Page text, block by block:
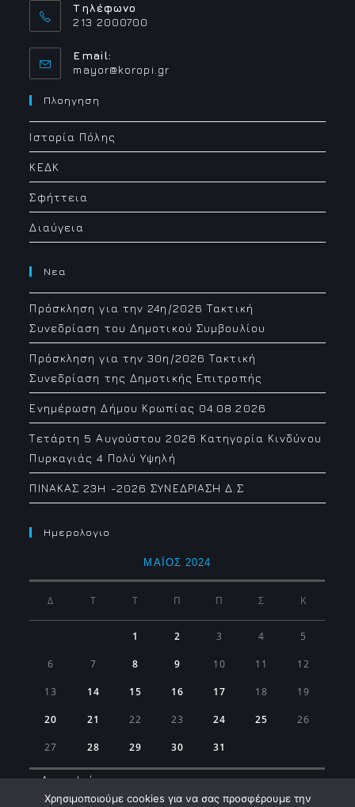
Τηλέφωνο
213 2000700
Email:
mayor@koropi.grOpens
Πλοηγηση
Ιστορία Πόλης
ΚΕΔΚ
Σφήττεια
Διαύγεια
Νεα
Πρόσκληση για την 24η/2026 Τακτική
Συνεδρίαση του Δημοτικού Συμβουλίου
Πρόσκληση για την 30η/2026 Τακτική
Συνεδρίαση της Δημοτικής Επιτροπής
Ενημέρωση Δήμου Κρωπίας 04.08.2026
Τετάρτη 5 Αυγούστου 2026 Κατηγορία Κινδύνου
Πυρκαγιάς 4 Πολύ Υψηλή
ΠΙΝΑΚΑΣ 23H -2026 ΣΥΝΕΔΡΙΑΣΗ Δ.Σ
Ημερολογιο
ΜΆΙΟΣ 2024
Δ Τ Τ Π Π Σ Κ
1 2 3 4 5
6 7 8 9 10 11 12
13 14 15 16 17 18 19
20 21 22 23 24 25 26
27 28 29 30 31
« Απρ Ιούν »
Χρησιμοποιούμε cookies για να σας προσφέρουμε την